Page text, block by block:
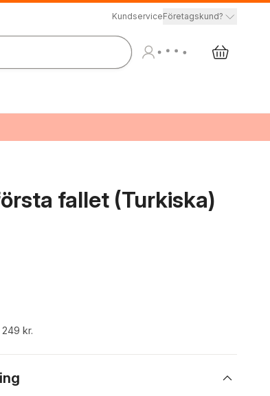
KundserviceFöretagskund?
fallet (Turkiska)
kr.